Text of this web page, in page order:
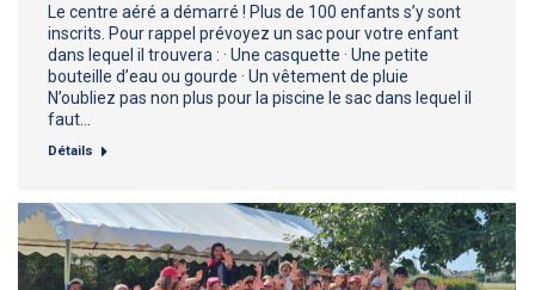
Le centre aéré a démarré ! Plus de 100 enfants s’y sont
inscrits. Pour rappel prévoyez un sac pour votre enfant
dans lequel il trouvera : · Une casquette · Une petite
bouteille d’eau ou gourde · Un vêtement de pluie
N’oubliez pas non plus pour la piscine le sac dans lequel il
faut…
Détails